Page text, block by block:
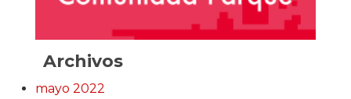
Archivos
mayo 2022